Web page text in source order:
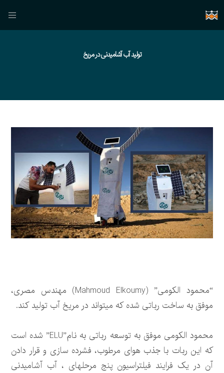
تولید آب آشامیدنی در مریخ
“محمود الکومی” (Mahmoud Elkoumy) مهندس مصری،
موفق به ساخت رباتی شده که می‏تواند در مریخ آب تولید کند.
محمود الکومی موفق به توسعه رباتی به نام”ELU” شده است
که این ربات با جذب هوای مرطوب، فشرده سازی و قرار دادن
آن در یک فرایند فیلتراسیون پنج مرحله‎ای ، آب آشامیدنی